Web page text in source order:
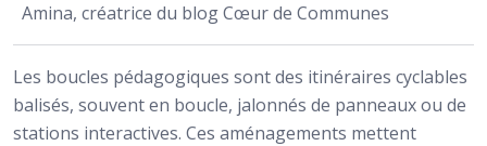
Amina, créatrice du blog Cœur de Communes
Les boucles pédagogiques sont des itinéraires cyclables
balisés, souvent en boucle, jalonnés de panneaux ou de
stations interactives. Ces aménagements mettent